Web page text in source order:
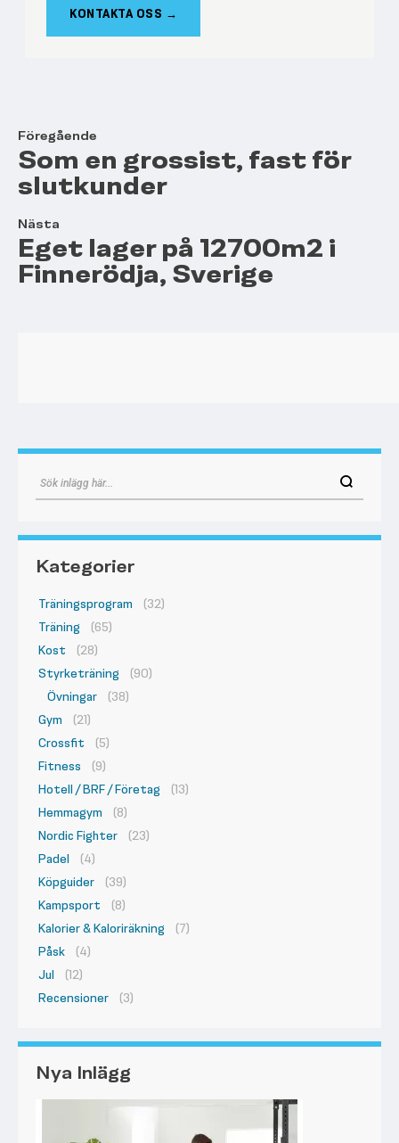
KONTAKTA OSS →
Föregående
Som en grossist, fast för
slutkunder
Nästa
Eget lager på 12700m2 i
Finnerödja, Sverige
Kategorier
Träningsprogram
(32)
Träning
(65)
Kost
(28)
Styrketräning
(90)
Övningar
(38)
Gym
(21)
Crossfit
(5)
Fitness
(9)
Hotell / BRF / Företag
(13)
Hemmagym
(8)
Nordic Fighter
(23)
Padel
(4)
Köpguider
(39)
Kampsport
(8)
Kalorier & Kaloriräkning
(7)
Påsk
(4)
Jul
(12)
Recensioner
(3)
Nya Inlägg